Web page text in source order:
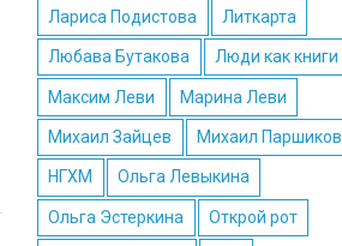
Лариса Подистова Литкарта
Любава Бутакова Люди как книги
Максим Леви Марина Леви
Михаил Зайцев Михаил Паршиков
НГХМ Ольга Левыкина
Ольга Эстеркина Открой рот